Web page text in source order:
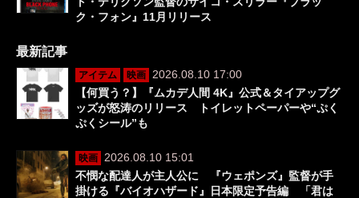
ク・フォン』11月リリース
最新記事
アイテム 映画
2026.08.10 17:00
【何買う？】『ムカデ人間 4K』公式＆タイアップグ
ッズが怒涛のリリース トイレットペーパーや“ぷく
ぷくシール”も
映画
2026.08.10 15:01
不憫な配達人が主人公に 『ウェポンズ』監督が手
掛ける『バイオハザード』日本限定予告編 「君は